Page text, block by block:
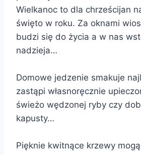
Wielkanoc to dla chrześcijan
święto w roku. Za oknami
budzi się do życia a w nas
nadzieja…
Domowe jedzenie smakuje
zastąpi własnoręcznie
świeżo wędzonej ryby czy
kapusty…
Pięknie kwitnące krzewy